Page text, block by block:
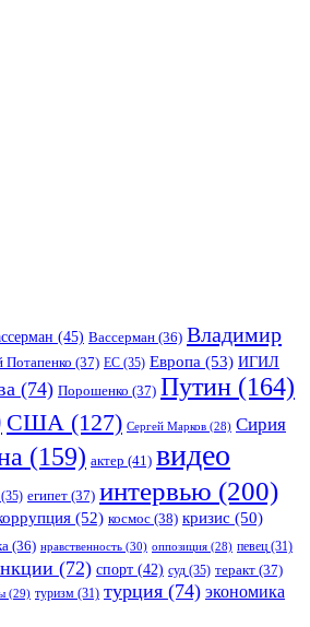
(45) Вассерман (36) Владимир
Потапенко (37) ЕС (35) Европа (53) ИГИЛ
(74) Порошенко (37) Путин (164)
США (127) Сергей Марков (28) Сирия
(159) актер (41) видео
(35) египет (37) интервью (200)
(52) космос (38) кризис (50)
(36) нравственность (30) оппозиция (28) певец (31)
(72) спорт (42) суд (35) теракт (37)
(29) туризм (31) турция (74) экономика